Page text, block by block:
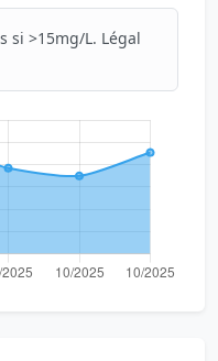
si >15mg/L. Légal